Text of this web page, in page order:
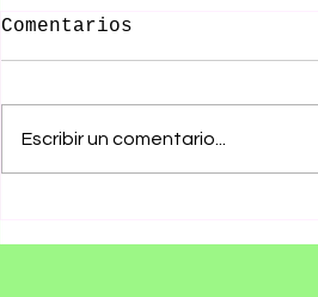
Comentarios
Escribir un comentario...